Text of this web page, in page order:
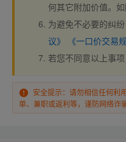
何其它附加价值。
为避免不必要的纠
议》
《一口价交易
若您不同意以上事
安全提示：请勿相信任何利
单、兼职或返利等，谨防网络诈骗